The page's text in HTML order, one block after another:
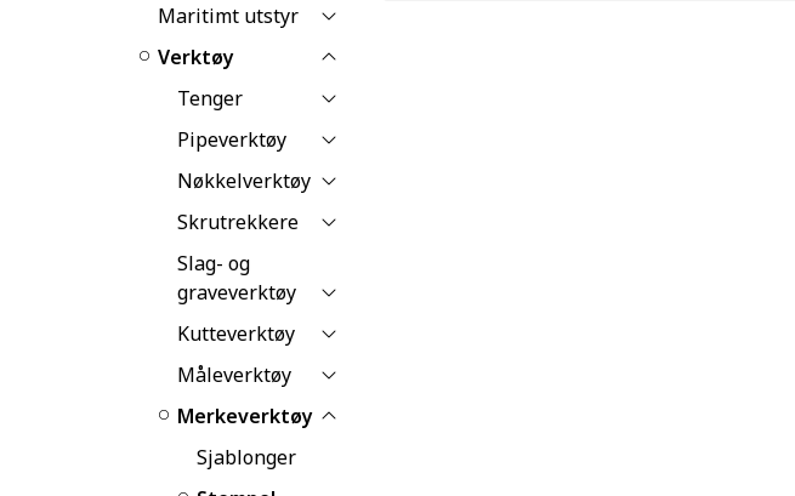
Maritimt utstyr
Verktøy
Tenger
Pipeverktøy
Nøkkelverktøy
Skrutrekkere
Slag- og
graveverktøy
Kutteverktøy
Måleverktøy
Merkeverktøy
Sjablonger